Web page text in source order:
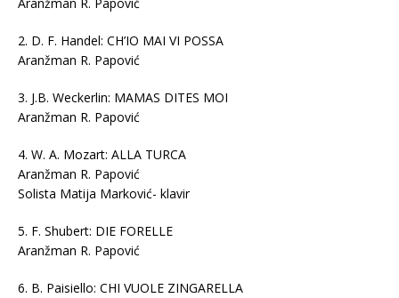
2. D. F. Handel: CH’IO MAI VI POSSA
Aranžman R. Papović
3. J.B. Weckerlin: MAMAS DITES MOI
Aranžman R. Papović
4. W. A. Mozart: ALLA TURCA
Aranžman R. Papović
Solista Matija Marković- klavir
5. F. Shubert: DIE FORELLE
Aranžman R. Papović
6. B. Paisiello: CHI VUOLE ZINGARELLA